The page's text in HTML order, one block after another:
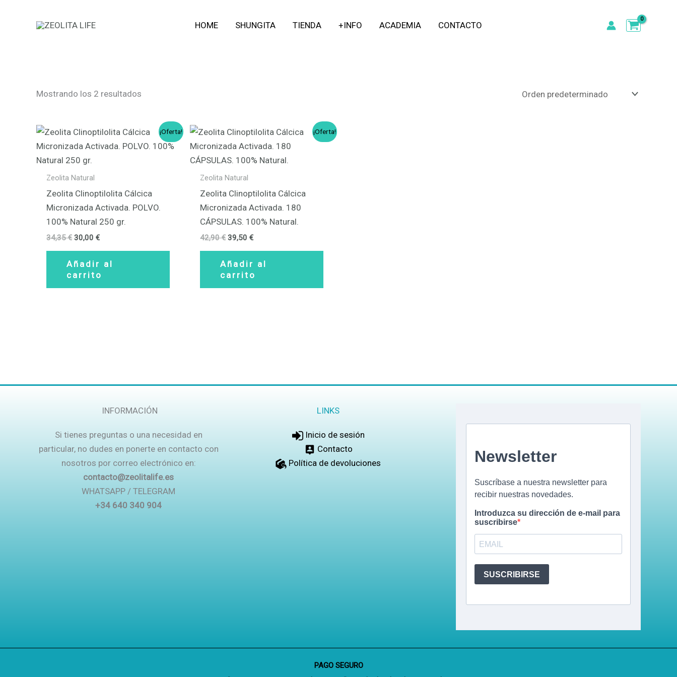
HOME SHUNGITA TIENDA +INFO ACADEMIA CONTACTO
Mostrando los 2 resultados
¡Oferta!
Zeolita Natural
Zeolita Clinoptilolita Cálcica
Micronizada Activada. POLVO.
100% Natural 250 gr.
34,35€
El
precio
original
era:
34,35 €.
30,00€
El
actual
Añadir al
carrito
¡Oferta!
Zeolita Natural
Zeolita Clinoptilolita Cálcica
Micronizada Activada. 180
CÁPSULAS. 100% Natural.
42,90€
El
precio
original
era:
39,50€
El
actual
es:
Añadir al
carrito
INFORMACIÓN
Si tienes preguntas o una necesidad en
particular, no dudes en ponerte en contacto con
nosotros por correo electrónico en:
contacto@zeolitalife.es
WHATSAPP / TELEGRAM
+34 640 340 904
LINKS
Inicio de sesión
Contacto
Política de devoluciones
PAGO SEGURO